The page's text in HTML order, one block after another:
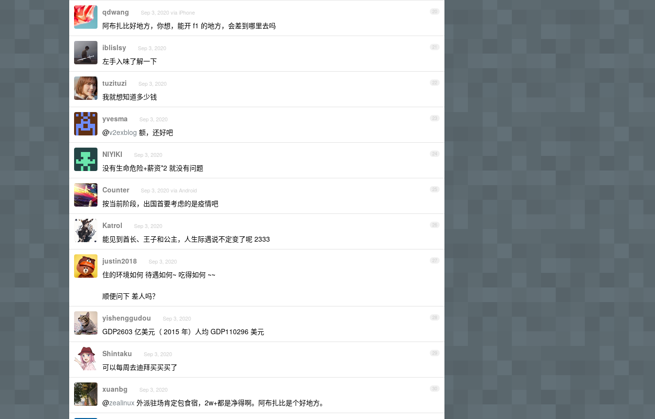
20
qdwang Sep 3, 2020 via iPhone
阿布扎比好地方，你想，能开 f1 的地方，会差到哪里去吗
21
iblislsy Sep 3, 2020
左手入味了解一下
22
tuzituzi Sep 3, 2020
我就想知道多少钱
23
yvesma Sep 3, 2020
@v2exblog 额，还好吧
24
NIYIKI Sep 3, 2020
没有生命危险+薪资*2 就没有问题
25
Counter Sep 3, 2020 via Android
按当前阶段，出国首要考虑的是疫情吧
26
Katrol Sep 3, 2020
能见到酋长、王子和公主，人生际遇说不定变了呢 2333
27
justin2018 Sep 3, 2020
住的环境如何 待遇如何~ 吃得如何 ~~
顺便问下 差人吗？
28
yishenggudou Sep 3, 2020
GDP2603 亿美元（ 2015 年）人均 GDP110296 美元
29
Shintaku Sep 3, 2020
可以每周去迪拜买买买了
30
xuanbg Sep 3, 2020
@zealinux 外派驻场肯定包食宿，2w+都是净得啊。阿布扎比是个好地方。